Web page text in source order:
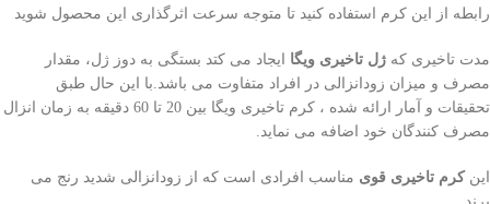
رابطه از این کرم استفاده کنید تا متوجه سرعت اثرگذاری این محصول شوید
مدت تاخیری که ژل تاخیری ویگا
ایجاد می کتد بستگی به دوز ژل، مقدار
مصرف و میزان زودانزالی در افراد متفاوت می باشد.با این حال طبق
تحقیقات و آمار ارائه شده ، کرم تاخیری ویگا بین 20 تا 60 دقیقه به زمان انزال
مصرف کنندگان خود اضافه می نماید.
این کرم تاخیری قوی مناسب افرادی است که از زودانزالی شدید رنج می